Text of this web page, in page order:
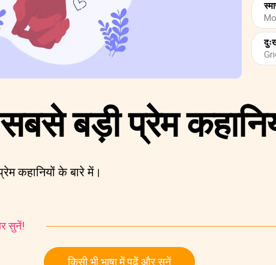
बड़ी प्रेम
कहानियों के बारे में।
सुनें!
किसी भी भाषा में पढ़ें और सुनें